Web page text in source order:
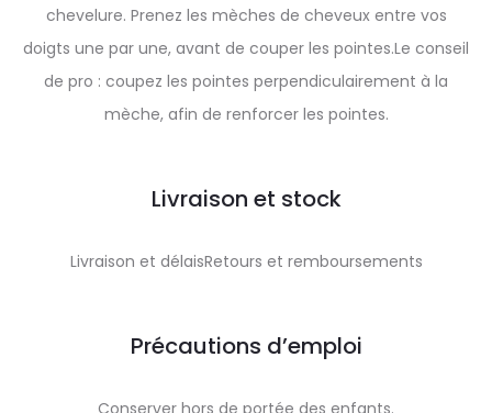
chevelure. Prenez les mèches de cheveux entre vos
doigts une par une, avant de couper les pointes.Le conseil
de pro : coupez les pointes perpendiculairement à la
mèche, afin de renforcer les pointes.
Livraison et stock
Livraison et délaisRetours et remboursements
Précautions d’emploi
Conserver hors de portée des enfants.